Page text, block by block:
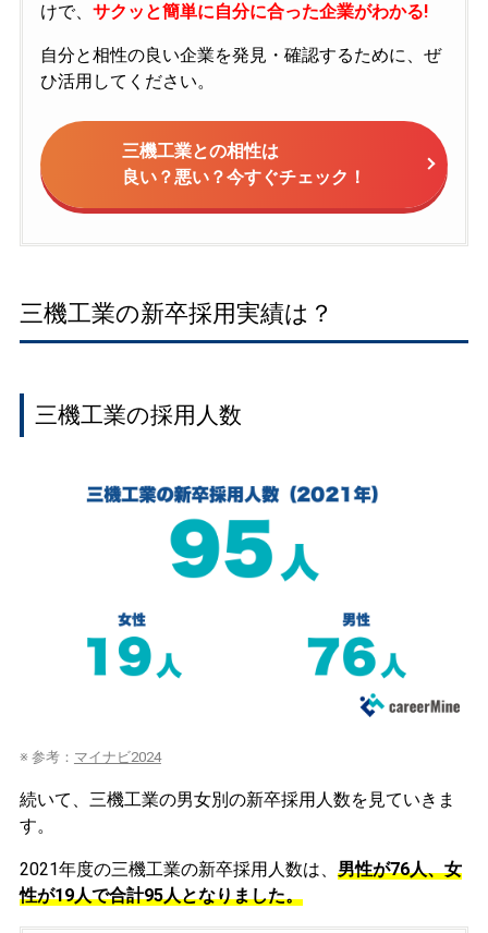
けで、 サクッと簡単に自分に合った企業がわかる!
自分と相性の良い企業を発見・確認するために、ぜ
ひ活用してください。
三機工業との相性は
良い？悪い？今すぐチェック！
三機工業の新卒採用実績は？
三機工業の採用人数
※ 参考： マイナビ2024
続いて、三機工業の男女別の新卒採用人数を見ていきま
す。
2021年度の三機工業の新卒採用人数は、 男性が76人、女
性が19人で合計95人となりました。